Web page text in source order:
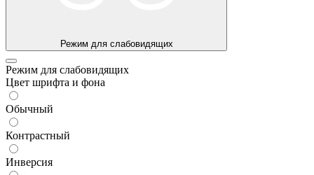
Режим для слабовидящих
Режим для слабовидящих
Цвет шрифта и фона
Обычный
Контрастный
Инверсия